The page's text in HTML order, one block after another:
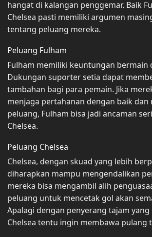
hangat di kalangan penggemar. Baik
Chelsea pasti memiliki argumen
tentang peluang mereka.
Peluang Fulham
Fulham memiliki keuntungan bermain
Dukungan suporter setia dapat
tambahan bagi para pemain. Jika
menjaga pertahanan dengan baik dan
peluang, Fulham bisa jadi ancaman
Chelsea.
Peluang Chelsea
Chelsea, dengan skuad yang lebih
diharapkan mampu mengendalikan
mereka bisa mengambil alih
peluang untuk mencetak gol akan
Apalagi dengan penyerang tajam
Chelsea tentu ingin membawa pulang